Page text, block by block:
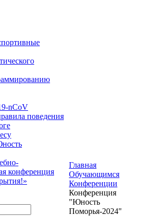
nCoV
поведения
конференция
Главная
Обучающимся
Конференции
Конференция
"Юность
Поморья-2024"